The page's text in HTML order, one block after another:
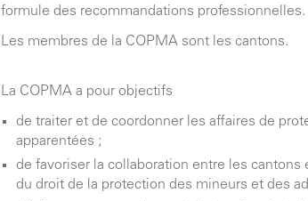
formule des recommandations professionnelles.
Les membres de la COPMA sont les cantons.
La COPMA a pour objectifs
de traiter et de coordonner les affaires de
apparentées ;
de favoriser la collaboration entre les
du droit de la protection des mineurs et des